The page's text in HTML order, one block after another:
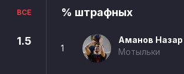
ВСЕ
1.5
% штрафных
1
Аманов Назар
Мотыльки